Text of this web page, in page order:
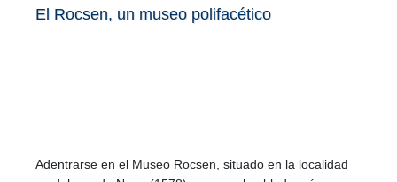
El Rocsen, un museo polifacético
Adentrarse en el Museo Rocsen, situado en la localidad